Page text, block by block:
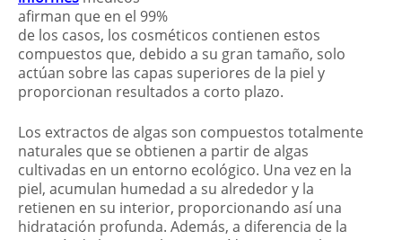
afirman que en el 99%
de los casos, los cosméticos contienen estos
compuestos que, debido a su gran tamaño, solo
actúan sobre las capas superiores de la piel y
proporcionan resultados a corto plazo.
Los extractos de algas son compuestos totalmente
naturales que se obtienen a partir de algas
cultivadas en un entorno ecológico. Una vez en la
piel, acumulan humedad a su alrededor y la
retienen en su interior, proporcionando así una
hidratación profunda. Además, a diferencia de la